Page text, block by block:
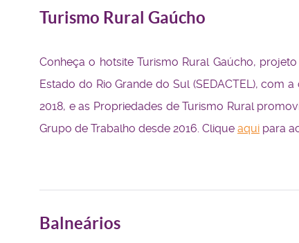
Turismo Rural Gaúcho
Conheça o hotsite Turismo Rural Gaúcho,
Estado do Rio Grande do Sul (SEDACTEL),
2018, e as Propriedades de Turismo Rural
Grupo de Trabalho desde 2016. Clique aqui para
Balneários